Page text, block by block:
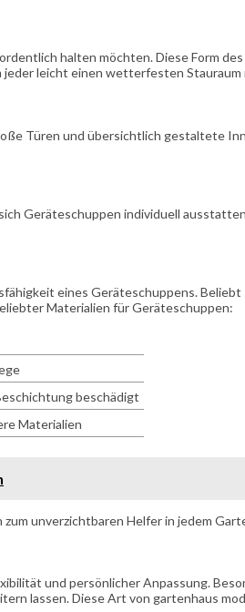
halten möchten. Diese Form
leicht einen wetterfesten
Türen und übersichtlich gestaltete
Geräteschuppen individuell
eines Geräteschuppens.
Materialien für Geräteschuppen:
beschädigt
Materialien
unverzichtbaren Helfer in jedem
und persönlicher Anpassung.
lassen. Diese Art von gartenhaus